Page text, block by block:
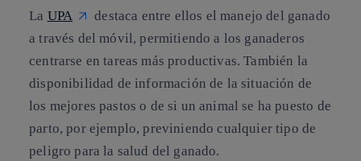
La UPA
destaca entre ellos el manejo del ganado
a través del móvil, permitiendo a los ganaderos
centrarse en tareas más productivas. También la
disponibilidad de información de la situación de
los mejores pastos o de si un animal se ha puesto de
parto, por ejemplo, previniendo cualquier tipo de
peligro para la salud del ganado.